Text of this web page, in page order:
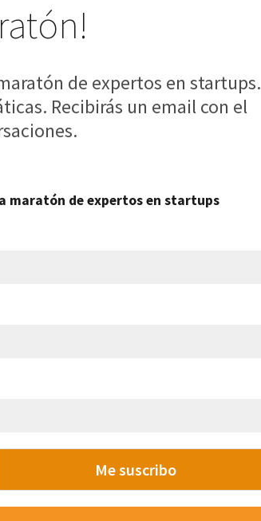
de expertos en startups.
Recibirás un email con el
maratón de expertos en startups
Me suscribo